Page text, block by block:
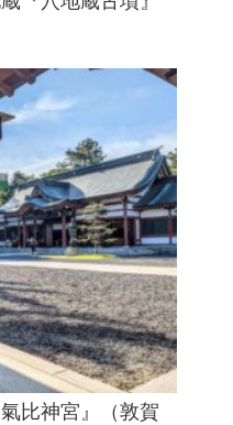
比神宮』（敦賀